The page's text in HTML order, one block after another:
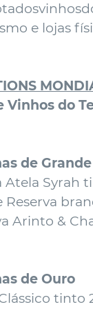
e lojas
Vinhos do
de
Atela Syrah
Reserva
Arinto &
de Ouro
tinto